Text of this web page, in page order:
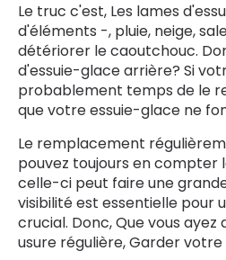
Le truc c'est, Les lames
d'éléments -, pluie, neige,
détériorer le caoutchouc.
d'essuie-glace arrière? Si
probablement temps de le
que votre essuie-glace ne
Le remplacement
pouvez toujours en compter
celle-ci peut faire une
visibilité est essentielle pour
crucial. Donc, Que vous
usure régulière, Garder